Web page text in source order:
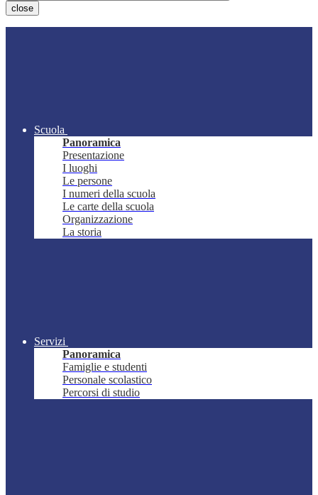
close
Scuola
Panoramica
Presentazione
I luoghi
Le persone
I numeri della scuola
Le carte della scuola
Organizzazione
La storia
Servizi
Panoramica
Famiglie e studenti
Personale scolastico
Percorsi di studio